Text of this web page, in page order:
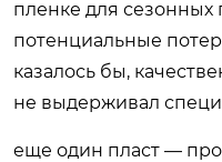
пленке для сезонных
потенциальные
казалось бы,
не выдерживал
еще один пласт —